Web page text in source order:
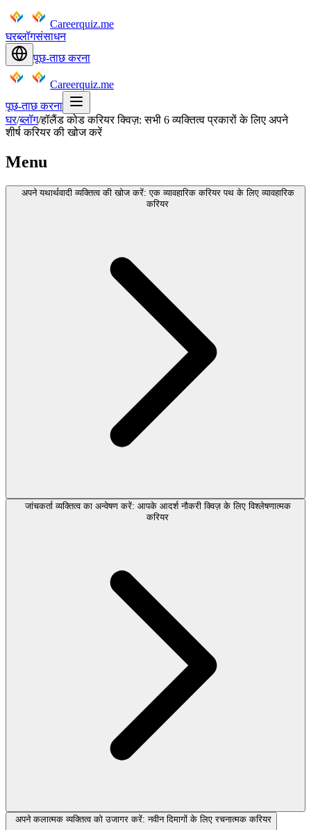
Careerquiz.me
घरब्लॉगसंसाधन
पूछ-ताछ करना
Careerquiz.me
पूछ-ताछ करना
घर/ब्लॉग/हॉलैंड कोड करियर क्विज़: सभी 6 व्यक्तित्व प्रकारों के लिए अपने
शीर्ष करियर की खोज करें
Menu
अपने यथार्थवादी व्यक्तित्व की खोज करें: एक व्यावहारिक करियर पथ के लिए व्यावहारिक
करियर
जांचकर्ता व्यक्तित्व का अन्वेषण करें: आपके आदर्श नौकरी क्विज़ के लिए विश्लेषणात्मक
करियर
अपने कलात्मक व्यक्तित्व को उजागर करें: नवीन दिमागों के लिए रचनात्मक करियर